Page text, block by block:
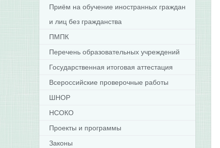
Приём на обучение иностранных граждан
и лиц без гражданства
ПМПК
Перечень образовательных учреждений
Государственная итоговая аттестация
Всероссийские проверочные работы
ШНОР
НСОКО
Проекты и программы
Законы